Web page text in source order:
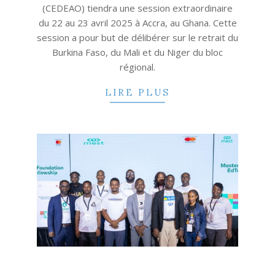
(CEDEAO) tiendra une session extraordinaire
du 22 au 23 avril 2025 à Accra, au Ghana. Cette
session a pour but de délibérer sur le retrait du
Burkina Faso, du Mali et du Niger du bloc
régional.
LIRE PLUS